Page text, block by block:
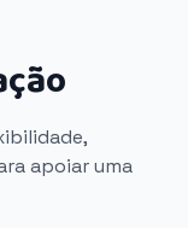
apoiar uma